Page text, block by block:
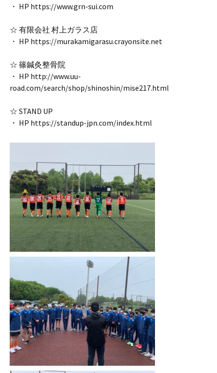
・ HP https://www.grn-sui.com
☆ 有限会社 村上ガラス店
・ HP https://murakamigarasu.crayonsite.net
☆ 篠鍼灸整骨院
・ HP http://www.uu-
road.com/search/shop/shinoshin/mise217.html
☆ STAND UP
・ HP https://standup-jpn.com/index.html